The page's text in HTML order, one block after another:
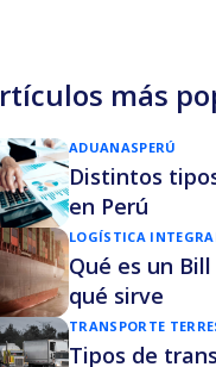
más
ADUANASPERÚ
Distintos
en Perú
LOGÍSTICA
Qué es un
qué sirve
TRANSPORTE
Tipos de